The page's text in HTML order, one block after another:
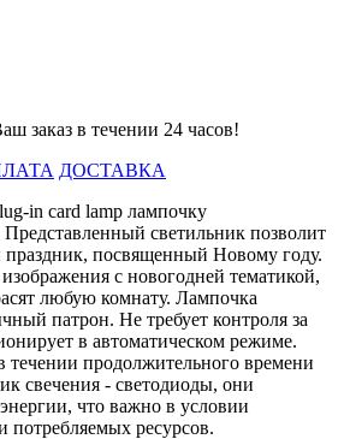
заказ в течении 24 часов!
ДОСТАВКА
in card lamp лампочку
светильник позволит
праздник, посвященный Новому году.
с новогодней тематикой,
любую комнату. Лампочка
патрон. Не требует контроля за
в автоматическом режиме.
течении продолжительного времени
свечения - светодиоды, они
что важно в условии
потребляемых ресурсов.